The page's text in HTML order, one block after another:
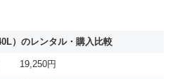
）のレンタル・購入比較
19,250円